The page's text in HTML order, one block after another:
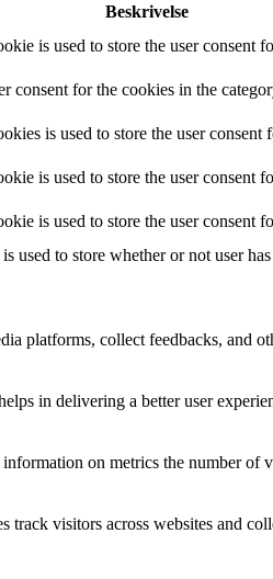
Beskrivelse
is used to store the user consent
consent for the cookies in the
is used to store the user
is used to store the user consent
is used to store the user consent
to store whether or not user
platforms, collect feedbacks, and
in delivering a better user
on metrics the number of
visitors across websites and